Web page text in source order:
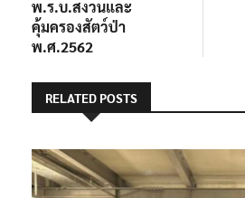
พ.ร.บ.สงวนและ
คุ้มครองสัตว์ป่า
พ.ศ.2562
RELATED POSTS